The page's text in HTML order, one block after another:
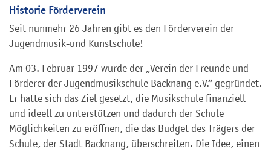
Historie Förderverein
Seit nunmehr 26 Jahren gibt es den Förderverein der
Jugendmusik-und Kunstschule!
Am 03. Februar 1997 wurde der „Verein der Freunde und
Förderer der Jugendmusikschule Backnang e.V.“ gegründet.
Er hatte sich das Ziel gesetzt, die Musikschule finanziell
und ideell zu unterstützen und dadurch der Schule
Möglichkeiten zu eröffnen, die das Budget des Trägers der
Schule, der Stadt Backnang, überschreiten. Die Idee, einen